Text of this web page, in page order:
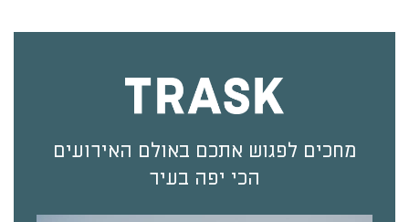
מחכים לפגוש אתכם באולם האירועים
הכי יפה בעיר